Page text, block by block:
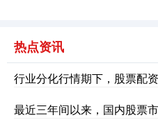
深证成指
热点资讯
行业分化行情期下，股票配
最近三年间以来，国内股票